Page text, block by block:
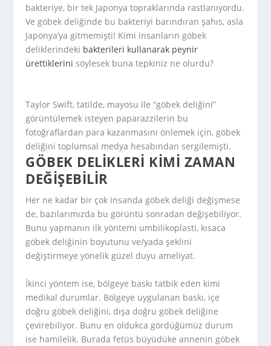
bakteriye, bir tek Japonya topraklarında rastlanıyordu.
Ve göbek deliğinde bu bakteriyi barındıran şahıs, asla
Japonya’ya gitmemişti! Kimi insanların göbek
deliklerindeki bakterileri kullanarak peynir
ürettiklerini söylesek buna tepkiniz ne olurdu?
Taylor Swift, tatilde, mayosu ile “göbek deliğini”
görüntülemek isteyen paparazzilerin bu
fotoğraflardan para kazanmasını önlemek için, göbek
deliğini toplumsal medya hesabından sergilemişti.
GÖBEK DELIKLERI KIMI ZAMAN
DEĞIŞEBILIR
Her ne kadar bir çok insanda göbek deliği değişmese
de, bazılarımızda bu görüntü sonradan değişebiliyor.
Bunu yapmanın ilk yöntemi umbilikoplasti, kısaca
göbek deliğinin boyutunu ve/yada şeklini
değiştirmeye yönelik güzel duyu ameliyat.
İkinci yöntem ise, bölgeye baskı tatbik eden kimi
medikal durumlar. Bölgeye uygulanan baskı, içe
doğru göbek deliğini, dışa doğru göbek deliğine
çevirebiliyor. Bunu en oldukca gördüğümüz durum
ise hamilelik. Burada fetüs büyüdüke annenin göbek